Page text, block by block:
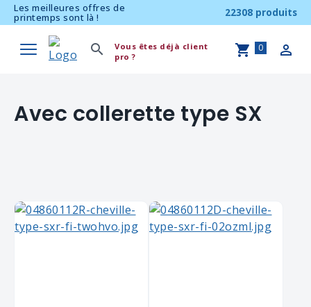
Les meilleures offres de
printemps sont là ! 22308 produits
Vous êtes déjà client
pro ?
0
Avec collerette type SX